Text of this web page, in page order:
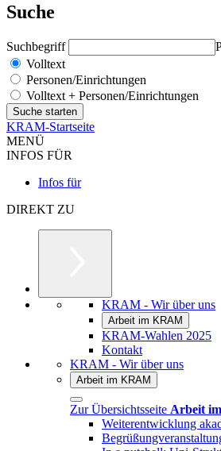
Suche
Suchbegriff
Volltext
Personen/Einrichtungen
Volltext + Personen/Einrichtungen
KRAM-Startseite
MENÜ
INFOS FÜR
Infos für
DIREKT ZU
KRAM - Wir über uns
Arbeit im KRAM
KRAM-Wahlen 2025
Kontakt
KRAM - Wir über uns
Arbeit im KRAM
Zur Übersichtsseite Arbeit
Weiterentwicklung